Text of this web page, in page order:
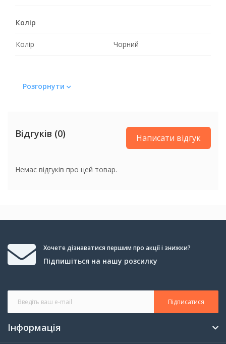
Колір
Колір Чорний
Розгорнути
Відгуків (0) Написати відгук
Немає відгуків про цей товар.
Хочете дізнаватися першим про акції і знижки?
Підпишіться на нашу розсилку
Підписатися
Інформація